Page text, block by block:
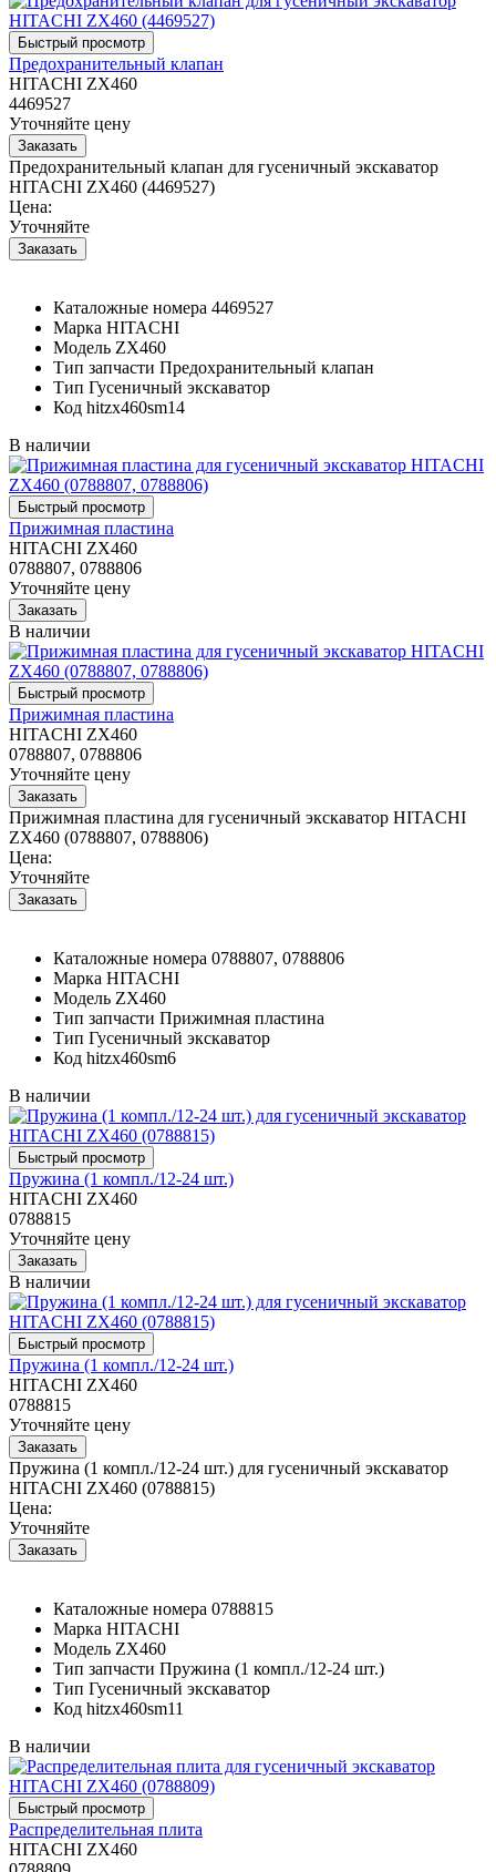
Предохранительный клапан
HITACHI ZX460
4469527
Уточняйте цену
Предохранительный клапан для гусеничный экскаватор
HITACHI ZX460 (4469527)
Цена:
Уточняйте
Каталожные номера 4469527
Марка HITACHI
Модель ZX460
Тип запчасти Предохранительный клапан
Тип Гусеничный экскаватор
Код hitzx460sm14
В наличии
Прижимная пластина
HITACHI ZX460
0788807, 0788806
Уточняйте цену
В наличии
Прижимная пластина
HITACHI ZX460
0788807, 0788806
Уточняйте цену
Прижимная пластина для гусеничный экскаватор HITACHI
ZX460 (0788807, 0788806)
Цена:
Уточняйте
Каталожные номера 0788807, 0788806
Марка HITACHI
Модель ZX460
Тип запчасти Прижимная пластина
Тип Гусеничный экскаватор
Код hitzx460sm6
В наличии
Пружина (1 компл./12-24 шт.)
HITACHI ZX460
0788815
Уточняйте цену
В наличии
Пружина (1 компл./12-24 шт.)
HITACHI ZX460
0788815
Уточняйте цену
Пружина (1 компл./12-24 шт.) для гусеничный экскаватор
HITACHI ZX460 (0788815)
Цена:
Уточняйте
Каталожные номера 0788815
Марка HITACHI
Модель ZX460
Тип запчасти Пружина (1 компл./12-24 шт.)
Тип Гусеничный экскаватор
Код hitzx460sm11
В наличии
Распределительная плита
HITACHI ZX460